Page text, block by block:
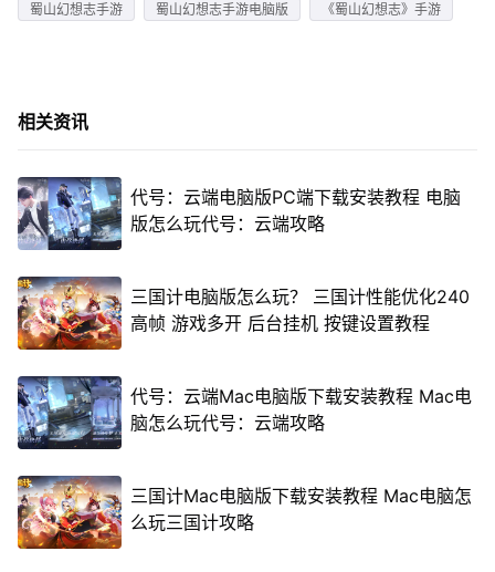
蜀山幻想志手游
蜀山幻想志手游电脑版 《蜀山幻想志》手游
相关资讯
代号：云端电脑版PC端下载安装教程 电脑
版怎么玩代号：云端攻略
三国计电脑版怎么玩？ 三国计性能优化240
高帧 游戏多开 后台挂机 按键设置教程
代号：云端Mac电脑版下载安装教程 Mac电
脑怎么玩代号：云端攻略
三国计Mac电脑版下载安装教程 Mac电脑怎
么玩三国计攻略